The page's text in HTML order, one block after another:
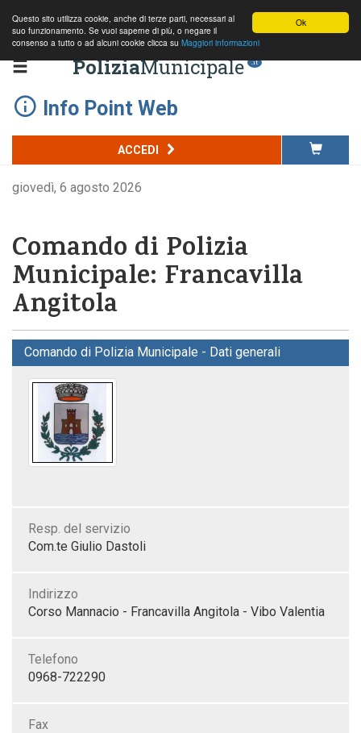
Ok
Questo sito utilizza cookie, anche di terze parti, necessari al
suo funzionamento. Se vuoi saperne di più, o negare il
consenso a tutto o ad alcuni cookie clicca su Maggiori informazioni
PoliziaMunicipale .it
Info Point Web
ACCEDI
giovedì, 6 agosto 2026
Comando di Polizia
Municipale: Francavilla
Angitola
Comando di Polizia Municipale - Dati generali
Resp. del servizio
Com.te Giulio Dastoli
Indirizzo
Corso Mannacio - Francavilla Angitola - Vibo Valentia
Telefono
0968-722290
Fax